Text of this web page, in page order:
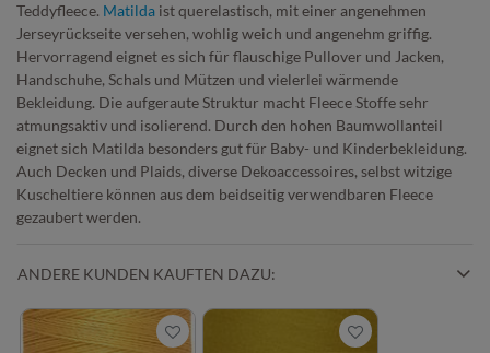
Teddyfleece. Matilda ist querelastisch, mit einer angenehmen
Jerseyrückseite versehen, wohlig weich und angenehm griffig.
Hervorragend eignet es sich für flauschige Pullover und Jacken,
Handschuhe, Schals und Mützen und vielerlei wärmende
Bekleidung. Die aufgeraute Struktur macht Fleece Stoffe sehr
atmungsaktiv und isolierend. Durch den hohen Baumwollanteil
eignet sich Matilda besonders gut für Baby- und Kinderbekleidung.
Auch Decken und Plaids, diverse Dekoaccessoires, selbst witzige
Kuscheltiere können aus dem beidseitig verwendbaren Fleece
gezaubert werden.
ANDERE KUNDEN KAUFTEN DAZU: